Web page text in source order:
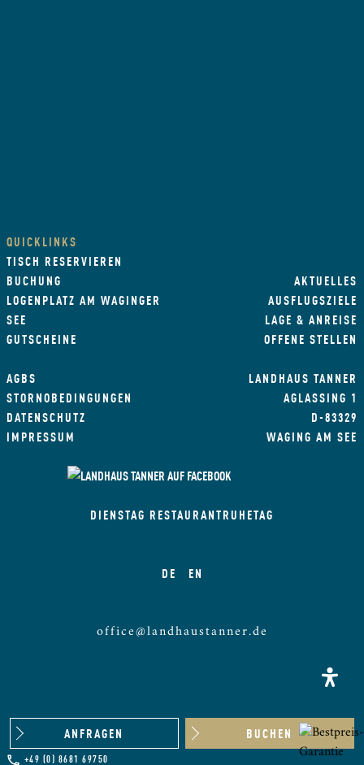
ANFRAGEN BUCHEN
+49 (0) 8681 69750
QUICKLINKS
TISCH RESERVIEREN
BUCHUNG
LOGENPLATZ AM WAGINGER
SEE
GUTSCHEINE
AKTUELLES
AUSFLUGSZIELE
LAGE & ANREISE
OFFENE STELLEN
AGBS
STORNOBEDINGUNGEN
DATENSCHUTZ
IMPRESSUM
LANDHAUS TANNER
AGLASSING 1
D-83329
WAGING AM SEE
DIENSTAG RESTAURANTRUHETAG
DE EN
office@landhaustanner.de